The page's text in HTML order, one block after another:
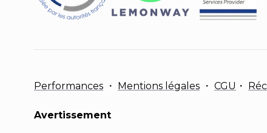
Performances ・ Mentions légales ・ CGU ・
Avertissement